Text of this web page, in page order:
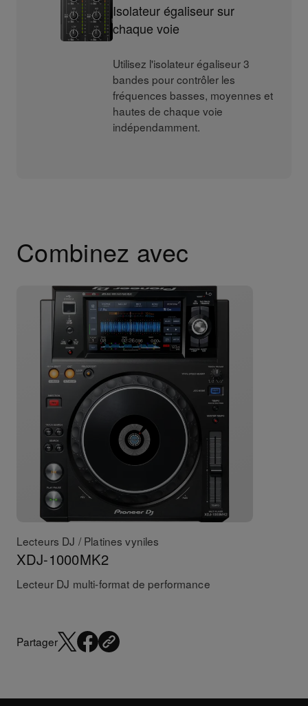
Isolateur égaliseur sur
chaque voie
Utilisez l'isolateur égaliseur 3
bandes pour contrôler les
fréquences basses, moyennes et
hautes de chaque voie
indépendamment.
Combinez avec
Lecteurs DJ / Platines vyniles
XDJ-1000MK2
Lecteur DJ multi-format de performance
Partager